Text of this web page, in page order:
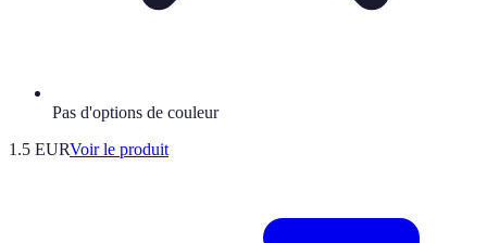
Pas d'options de couleur
1.5 EURVoir le produit